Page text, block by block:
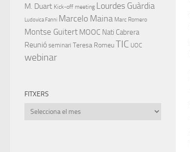
M. Duart Kick-off meeting Lourdes Guàrdia
Ludovica Fanni Marcelo Maina Marc Romero
Montse Guitert MOOC Nati Cabrera
Reunió seminari Teresa RomeuTIC UOC
webinar
FITXERS
Fitxers